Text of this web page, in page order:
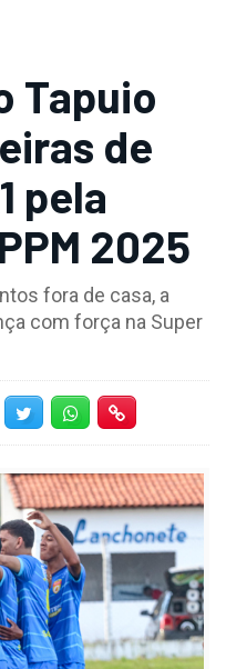
Tapuio
de
pela
2025
fora de casa, a
com força na Super
Twitter Whatsapp